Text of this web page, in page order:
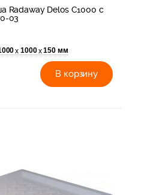
Radaway Delos C1000 с
03
х 1000х 150 мм
В корзину